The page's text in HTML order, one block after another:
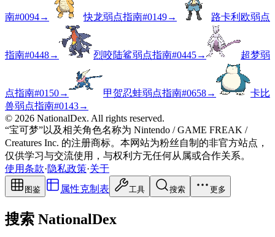
南#0094→ 快龙弱点指南#0149→ 路卡利欧弱点
指南#0448→ 烈咬陆鲨弱点指南#0445→ 超梦弱
点指南#0150→ 甲贺忍蛙弱点指南#0658→
卡比
兽弱点指南#0143→
© 2026 NationalDex. All rights reserved.
“宝可梦”以及相关角色名称为 Nintendo / GAME FREAK /
Creatures Inc. 的注册商标。本网站为粉丝自制的非官方站点，
仅供学习与交流使用，与权利方无任何从属或合作关系。
使用条款·隐私政策·关于
图鉴 属性克制表 工具 搜索 更多
搜索 NationalDex